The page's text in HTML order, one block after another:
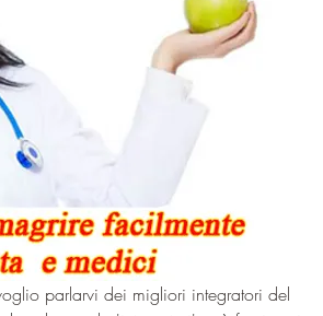
parlarvi dei migliori integratori del